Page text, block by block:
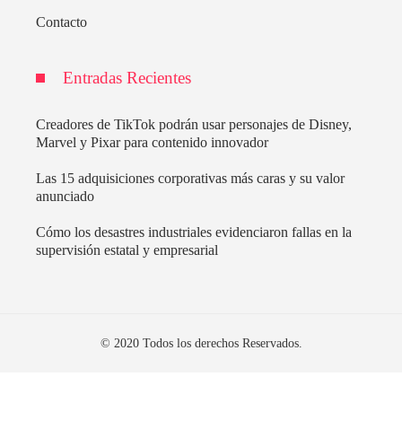
Contacto
Entradas Recientes
Creadores de TikTok podrán usar personajes de Disney,
Marvel y Pixar para contenido innovador
Las 15 adquisiciones corporativas más caras y su valor
anunciado
Cómo los desastres industriales evidenciaron fallas en la
supervisión estatal y empresarial
© 2020 Todos los derechos Reservados.